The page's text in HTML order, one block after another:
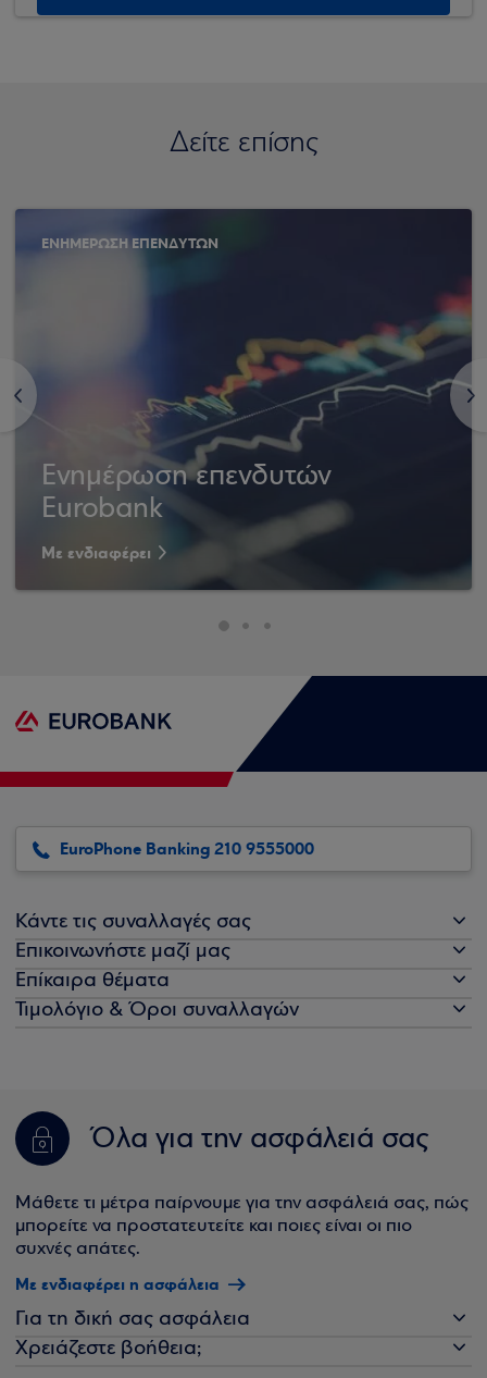
Δείτε επίσης
<
ΕΝΗΜΕΡΩΣΗ ΕΠΕΝΔΥΤΩΝ
Ενημέρωση επενδυτών
Eurobank
Με ενδιαφέρει
>
EuroPhone Banking 210 9555000
Κάντε τις συναλλαγές σας
Επικοινωνήστε μαζί μας
Επίκαιρα θέματα
Τιμολόγιο & Όροι συναλλαγών
Όλα για την ασφάλειά σας
Μάθετε τι μέτρα παίρνουμε για την ασφάλειά σας, πώς
μπορείτε να προστατευτείτε και ποιες είναι οι πιο
συχνές απάτες.
Με ενδιαφέρει η ασφάλεια
Για τη δική σας ασφάλεια
Χρειάζεστε βοήθεια;